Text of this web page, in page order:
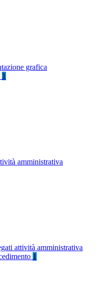
grafica
1
amministrativa
attività amministrativa
1